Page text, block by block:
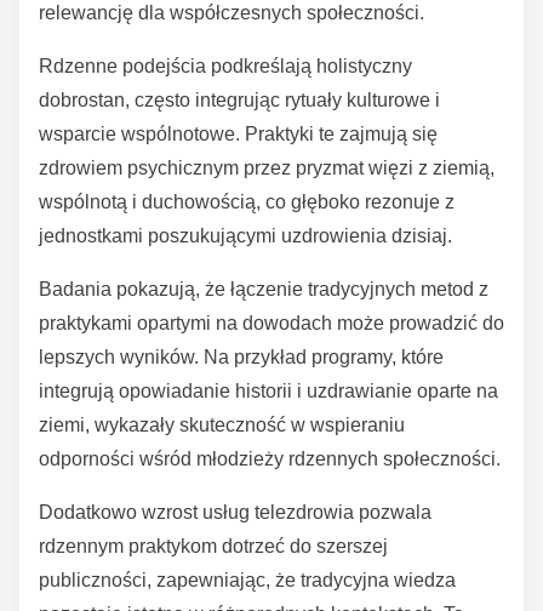
relewancję dla współczesnych społeczności.
Rdzenne podejścia podkreślają holistyczny
dobrostan, często integrując rytuały kulturowe i
wsparcie wspólnotowe. Praktyki te zajmują się
zdrowiem psychicznym przez pryzmat więzi z ziemią,
wspólnotą i duchowością, co głęboko rezonuje z
jednostkami poszukującymi uzdrowienia dzisiaj.
Badania pokazują, że łączenie tradycyjnych metod z
praktykami opartymi na dowodach może prowadzić do
lepszych wyników. Na przykład programy, które
integrują opowiadanie historii i uzdrawianie oparte na
ziemi, wykazały skuteczność w wspieraniu
odporności wśród młodzieży rdzennych społeczności.
Dodatkowo wzrost usług telezdrowia pozwala
rdzennym praktykom dotrzeć do szerszej
publiczności, zapewniając, że tradycyjna wiedza